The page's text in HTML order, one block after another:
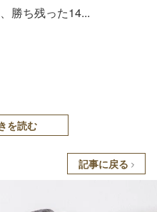
勝ち残った14...
を読む
記事に戻る